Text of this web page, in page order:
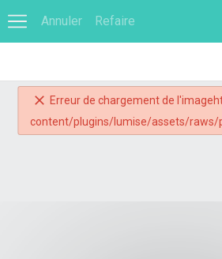
Annuler Refaire
Erreur de chargement de
content/plugins/lumise/assets/raws/